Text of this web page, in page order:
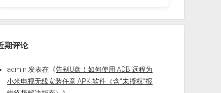
期评论
admin 发表在《告别U盘！如何使用 ADB 远程为
小米电视无线安装任意 APK 软件（含“未授权”报